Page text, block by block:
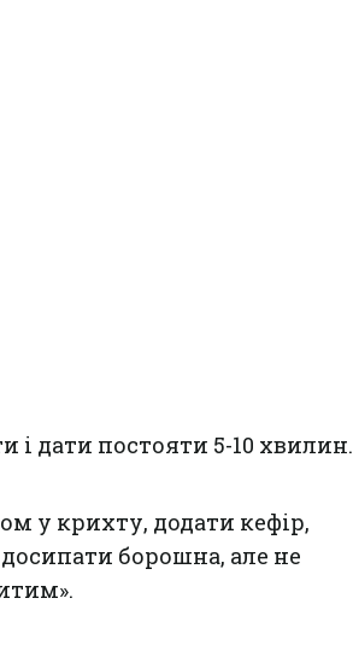
і дати постояти 5-10 хвилин.
у крихту, додати кефір,
борошна, але не